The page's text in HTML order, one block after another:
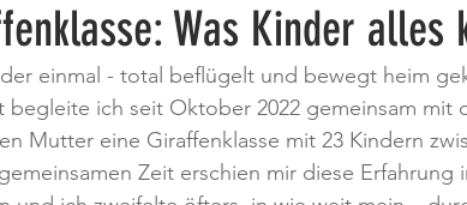
Was Kinder alles
einmal - total beflügelt und bewegt heim
begleite ich seit Oktober 2022 gemeinsam mit
Mutter eine Giraffenklasse mit 23 Kindern
Zeit erschien mir diese Erfahrung